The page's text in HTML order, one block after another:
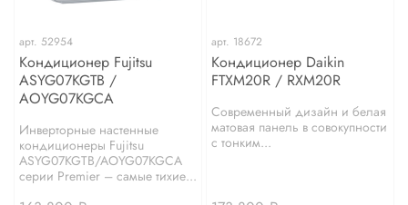
арт. 52954
Кондиционер Fujitsu
ASYG07KGTB /
AOYG07KGCA
Инверторные настенные
кондиционеры Fujitsu
ASYG07KGTB/AOYG07KGCA
серии Premier – самые тихие...
арт. 18672
Кондиционер Daikin
FTXM20R / RXM20R
Современный дизайн и белая
матовая панель в совокупности
с тонким...